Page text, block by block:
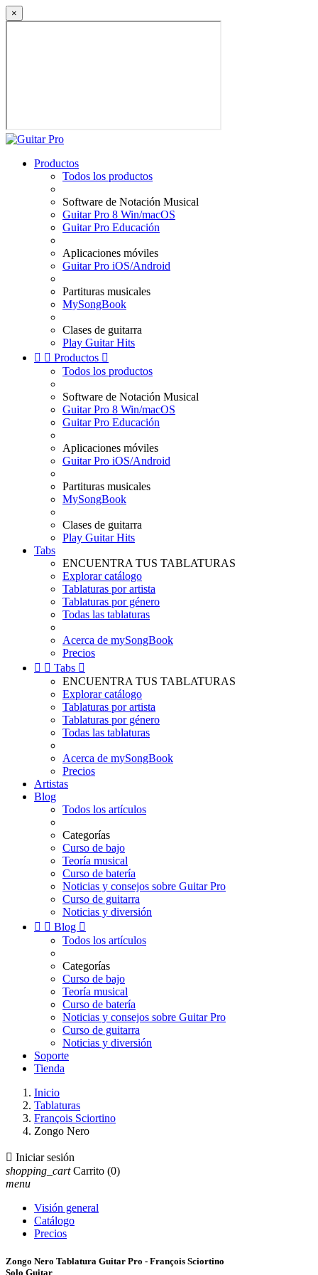
×
Productos
Todos los productos
Software de Notación Musical
Guitar Pro 8 Win/macOS
Guitar Pro Educación
Aplicaciones móviles
Guitar Pro iOS/Android
Partituras musicales
MySongBook
Clases de guitarra
Play Guitar Hits
  Productos 
Todos los productos
Software de Notación Musical
Guitar Pro 8 Win/macOS
Guitar Pro Educación
Aplicaciones móviles
Guitar Pro iOS/Android
Partituras musicales
MySongBook
Clases de guitarra
Play Guitar Hits
Tabs
ENCUENTRA TUS TABLATURAS
Explorar catálogo
Tablaturas por artista
Tablaturas por género
Todas las tablaturas
Acerca de mySongBook
Precios
  Tabs 
ENCUENTRA TUS TABLATURAS
Explorar catálogo
Tablaturas por artista
Tablaturas por género
Todas las tablaturas
Acerca de mySongBook
Precios
Artistas
Blog
Todos los artículos
Categorías
Curso de bajo
Teoría musical
Curso de batería
Noticias y consejos sobre Guitar Pro
Curso de guitarra
Noticias y diversión
  Blog 
Todos los artículos
Categorías
Curso de bajo
Teoría musical
Curso de batería
Noticias y consejos sobre Guitar Pro
Curso de guitarra
Noticias y diversión
Soporte
Tienda
Inicio
Tablaturas
François Sciortino
Zongo Nero
 Iniciar sesión
shopping_cart Carrito (0)
menu
Visión general
Catálogo
Precios
Zongo Nero Tablatura Guitar Pro - François Sciortino
Solo Guitar